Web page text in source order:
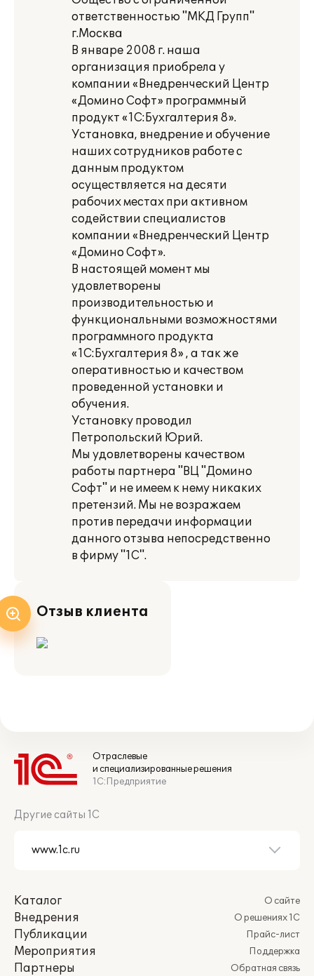
ответственностью "МКД Групп"
г.Москва
В январе 2008 г. наша
организация приобрела у
компании «Внедренческий Центр
«Домино Софт» программный
продукт «1С:Бухгалтерия 8».
Установка, внедрение и обучение
наших сотрудников работе с
данным продуктом
осуществляется на десяти
рабочих местах при активном
содействии специалистов
компании «Внедренческий Центр
«Домино Софт».
В настоящей момент мы
удовлетворены
производительностью и
функциональными возможностями
программного продукта
«1С:Бухгалтерия 8» , а так же
оперативностью и качеством
проведенной установки и
обучения.
Установку проводил
Петропольский Юрий.
Мы удовлетворены качеством
работы партнера "ВЦ "Домино
Софт" и не имеем к нему никаких
претензий. Мы не возражаем
против передачи информации
данного отзыва непосредственно
в фирму "1С".
Отзыв клиента
Отраслевые
и специализированные решения
1С:Предприятие
Другие сайты 1С
Каталог
Внедрения
Публикации
Мероприятия
Партнеры
О сайте
О решениях 1С
Прайс-лист
Поддержка
Обратная связь